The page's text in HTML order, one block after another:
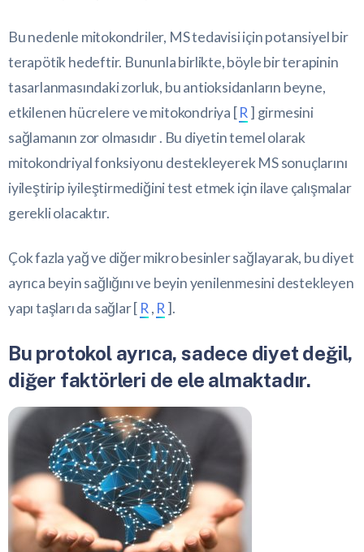
Bu nedenle mitokondriler, MS tedavisi için potansiyel bir
terapötik hedeftir. Bununla birlikte, böyle bir terapinin
tasarlanmasındaki zorluk, bu antioksidanların beyne,
etkilenen hücrelere ve mitokondriya [R ] girmesini
sağlamanın zor olmasıdır . Bu diyetin temel olarak
mitokondriyal fonksiyonu destekleyerek MS sonuçlarını
iyileştirip iyileştirmediğini test etmek için ilave çalışmalar
gerekli olacaktır.
Çok fazla yağ ve diğer mikro besinler sağlayarak, bu diyet
ayrıca beyin sağlığını ve beyin yenilenmesini destekleyen
yapı taşları da sağlar [ R , R ].
Bu protokol ayrıca, sadece diyet değil,
diğer faktörleri de ele almaktadır.